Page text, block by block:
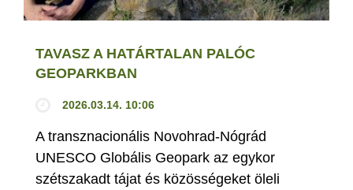
TAVASZ A HATÁRTALAN PALÓC
GEOPARKBAN
2026.03.14. 10:06
A transznacionális Novohrad-Nógrád
UNESCO Globális Geopark az egykor
szétszakadt tájat és közösségeket öleli